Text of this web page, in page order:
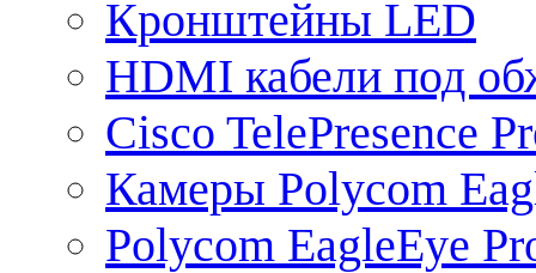
Кронштейны LED
HDMI кабели под
Cisco TelePresence
Камеры Polycom
Polycom EagleEye